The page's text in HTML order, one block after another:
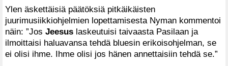
Ylen äskettäisiä päätöksiä pitkäikäisten
juurimusiikkiohjelmien lopettamisesta Nyman kommentoi
näin: ”Jos Jeesus laskeutuisi taivaasta Pasilaan ja
ilmoittaisi haluavansa tehdä bluesin erikoisohjelman, se
ei olisi ihme. Ihme olisi jos hänen annettaisiin tehdä se.”